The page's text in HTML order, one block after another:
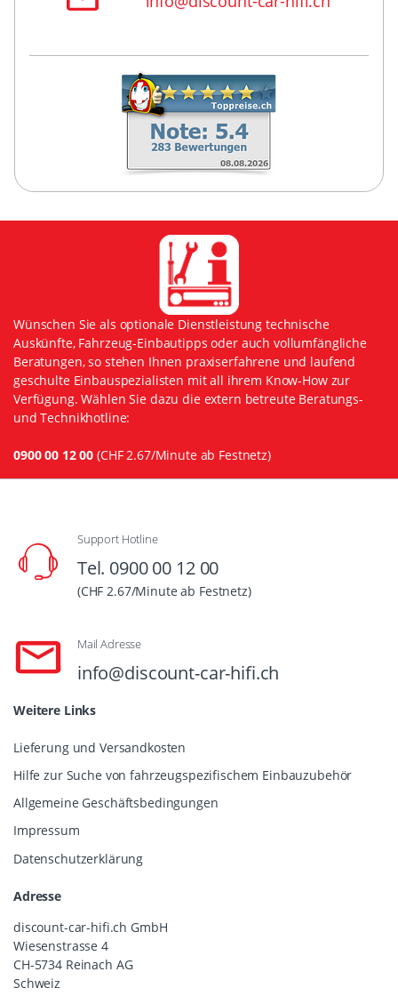
Wünschen Sie als optionale Dienstleistung technische
Auskünfte, Fahrzeug-Einbautipps oder auch vollumfängliche
Beratungen, so stehen Ihnen praxiserfahrene und laufend
geschulte Einbauspezialisten mit all ihrem Know-How zur
Verfügung. Wählen Sie dazu die extern betreute Beratungs-
und Technikhotline:
0900 00 12 00 (CHF 2.67/Minute ab Festnetz)
Support Hotline
Tel. 0900 00 12 00
(CHF 2.67/Minute ab Festnetz)
Mail Adresse
info@discount-car-hifi.ch
Weitere Links
Lieferung und Versandkosten
Hilfe zur Suche von fahrzeugspezifischem Einbauzubehör
Allgemeine Geschäftsbedingungen
Impressum
Datenschutzerklärung
Adresse
discount-car-hifi.ch GmbH
Wiesenstrasse 4
CH-5734 Reinach AG
Schweiz